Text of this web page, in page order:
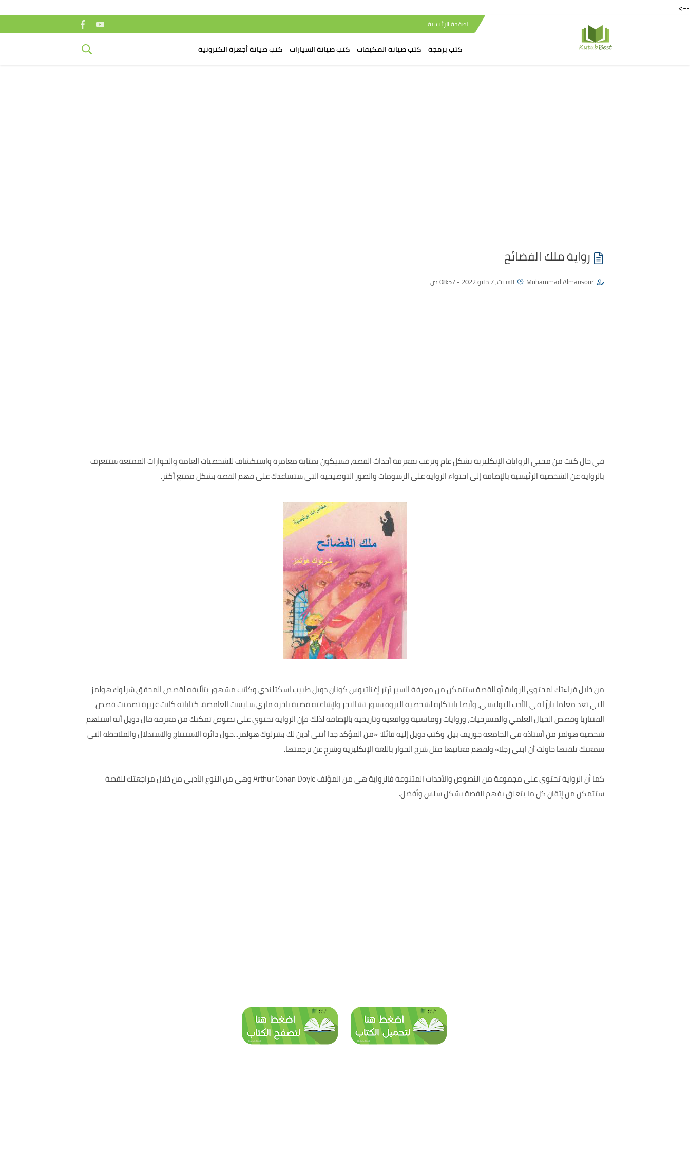
-->
الصفحة الرئيسية
كتب برمجة كتب صيانة المكيفات كتب صيانة السيارات كتب صيانة أجهزة الكترونية
رواية ملك الفضائح
Muhammad Almansour السبت, 7 مايو 2022 - 08:57 ص
في حال كنت من محبي الروايات الإنكليزية بشكل عام وترغب بمعرفة أحداث القصة, فسيكون بمثابة مغامرة واستكشاف للشخصيات العامة والحوارات الممتعة ستتعرف
بالرواية عن الشخصية الرئيسية بالإضافة إلى احتواء الرواية على الرسومات والصور التوضيحية التي ستساعدك على فهم القصة بشكل ممتع أكثر.
من خلال قراءتك لمحتوى الرواية أو القصة ستتمكن من معرفة السير آرثر إغناتيوس كونان دويل طبيب اسكتلندي وكاتب مشهور بتأليفه لقصص المحقق شرلوك هولمز
التي تعد معلما بارزًا في الأدب البوليسي، وأيضا بابتكاره لشخصية البروفيسور تشالنجر ولإشاعته قضية باخرة ماري سليست الغامضة. كتاباته كانت غزيرة تضمنت قصص
الفنتازيا وقصص الخيال العلمي والمسرحيات، وروايات رومانسية وواقعية وتاريخية بالإضافة لذلك فإن الرواية تحتوي على نصوص تمكنك من معرفة قال دويل أنه استلهم
شخصية هولمز من أستاذه في الجامعة جوزيف بيل، وكتب دويل إليه قائلا: «من المؤكد جدا أنني أدين لك بشرلوك هولمز...حول دائرة الاستنتاج والاستدلال والملاحظة التي
سمعتك تلقنها حاولت أن ابني رجلا» ولفهم معانيها مثل شرح الحوار باللغة الإنكليزية وشرحٍ عن ترجمتها.
كما أن الرواية تحتوي على مجموعة من النصوص والأحداث المتنوعة فالرواية هي من المؤلف Arthur Conan Doyle وهي من النوع الأدبي من خلال مراجعتك للقصة
ستتمكن من إتقان كل ما يتعلق بفهم القصة بشكل سلس وأفضل.